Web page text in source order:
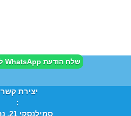
שלח הודעת WhatsApp לפרטים נוספים
יצירת קשר
:
סמילנסקי 21, נתניה